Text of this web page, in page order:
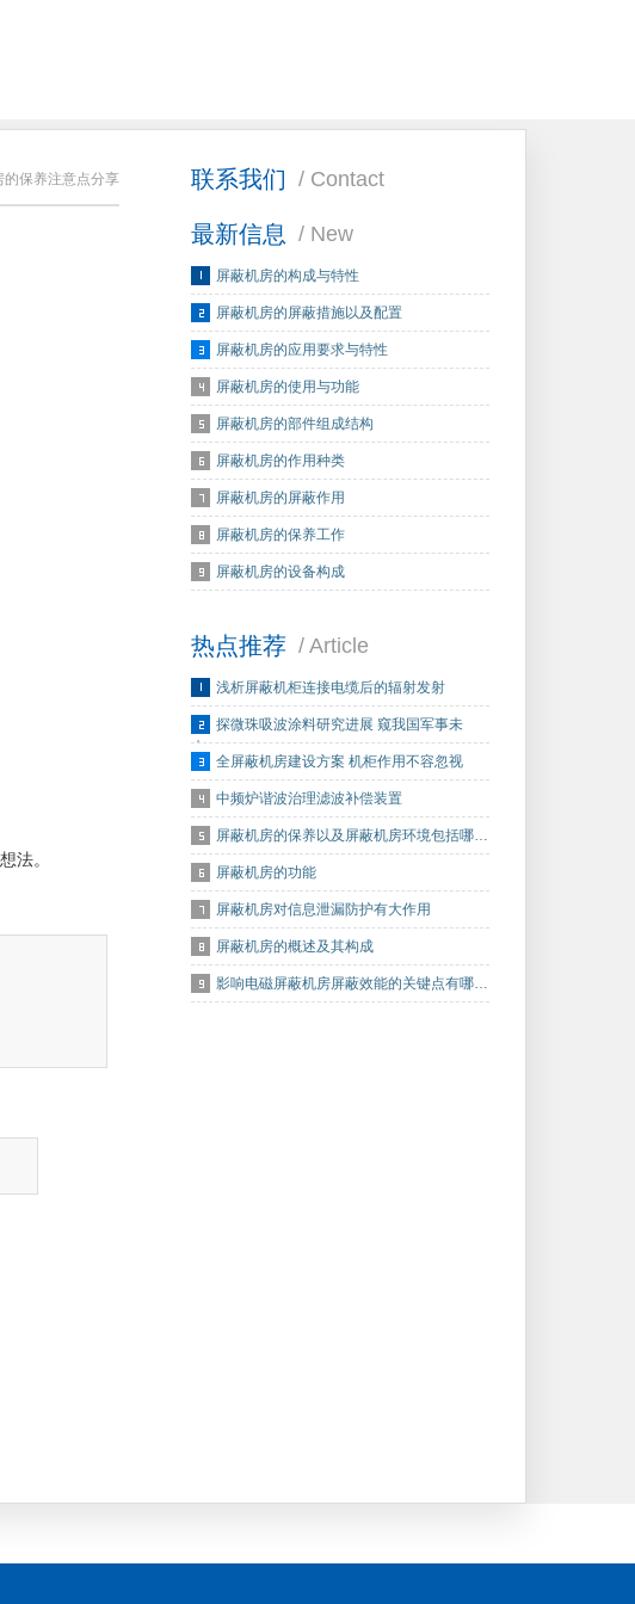
联系我们 / Contact
最新信息 / New
屏蔽机房的构成与特性
屏蔽机房的屏蔽措施以及配置
屏蔽机房的应用要求与特性
屏蔽机房的使用与功能
屏蔽机房的部件组成结构
屏蔽机房的作用种类
屏蔽机房的屏蔽作用
屏蔽机房的保养工作
屏蔽机房的设备构成
热点推荐 / Article
浅析屏蔽机柜连接电缆后的辐射发射
探微珠吸波涂料研究进展 窥我国军事未
来…
全屏蔽机房建设方案 机柜作用不容忽视
中频炉谐波治理滤波补偿装置
屏蔽机房的保养以及屏蔽机房环境包括哪…
屏蔽机房的功能
屏蔽机房对信息泄漏防护有大作用
屏蔽机房的概述及其构成
影响电磁屏蔽机房屏蔽效能的关键点有哪…
的保养注意点分享
法。